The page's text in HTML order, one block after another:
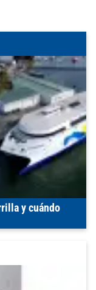
y cuándo